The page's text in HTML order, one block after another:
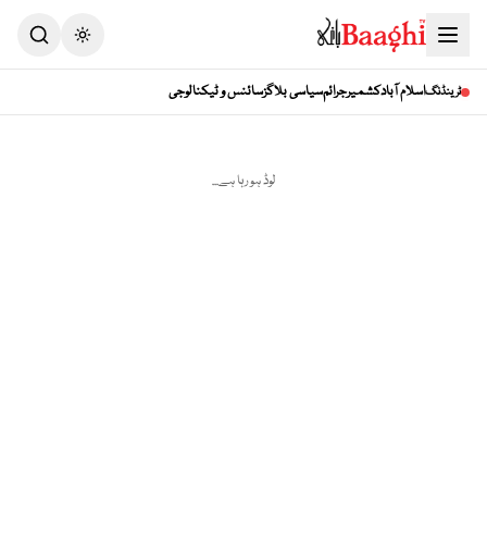
Toggle theme
ٹرینڈنگاسلام آبادکشمیرجرائمسیاسی بلاگزسائنس و ٹیکنالوجی
لوڈ ہو رہا ہے...